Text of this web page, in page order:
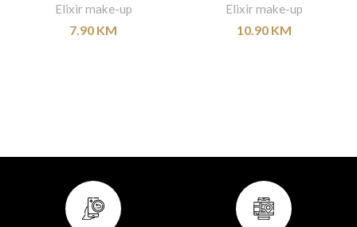
Elixir make-up
7.90 KM
Elixir make-up
10.90 KM